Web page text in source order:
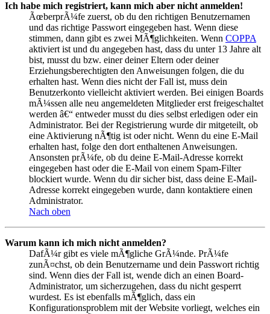
Ich habe mich registriert, kann mich aber nicht anmelden!
ÃœberprÃ¼fe zuerst, ob du den richtigen Benutzernamen
und das richtige Passwort eingegeben hast. Wenn diese
stimmen, dann gibt es zwei MÃ¶glichkeiten. Wenn COPPA
aktiviert ist und du angegeben hast, dass du unter 13 Jahre alt
bist, musst du bzw. einer deiner Eltern oder deiner
Erziehungsberechtigten den Anweisungen folgen, die du
erhalten hast. Wenn dies nicht der Fall ist, muss dein
Benutzerkonto vielleicht aktiviert werden. Bei einigen Boards
mÃ¼ssen alle neu angemeldeten Mitglieder erst freigeschaltet
werden â€“ entweder musst du dies selbst erledigen oder ein
Administrator. Bei der Registrierung wurde dir mitgeteilt, ob
eine Aktivierung nÃ¶tig ist oder nicht. Wenn du eine E-Mail
erhalten hast, folge den dort enthaltenen Anweisungen.
Ansonsten prÃ¼fe, ob du deine E-Mail-Adresse korrekt
eingegeben hast oder die E-Mail von einem Spam-Filter
blockiert wurde. Wenn du dir sicher bist, dass deine E-Mail-
Adresse korrekt eingegeben wurde, dann kontaktiere einen
Administrator.
Nach oben
Warum kann ich mich nicht anmelden?
DafÃ¼r gibt es viele mÃ¶gliche GrÃ¼nde. PrÃ¼fe
zunÃ¤chst, ob dein Benutzername und dein Passwort richtig
sind. Wenn dies der Fall ist, wende dich an einen Board-
Administrator, um sicherzugehen, dass du nicht gesperrt
wurdest. Es ist ebenfalls mÃ¶glich, dass ein
Konfigurationsproblem mit der Website vorliegt, welches ein